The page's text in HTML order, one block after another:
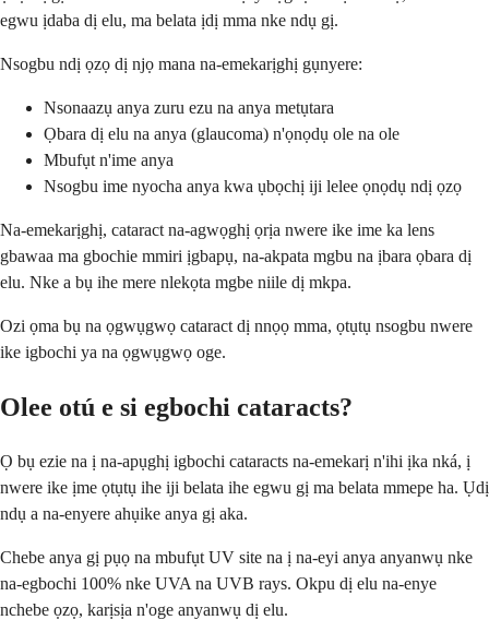
egwu ịdaba dị elu, ma belata ịdị mma nke ndụ gị.
Nsogbu ndị ọzọ dị njọ mana na-emekarịghị gụnyere:
Nsonaazụ anya zuru ezu na anya metụtara
Ọbara dị elu na anya (glaucoma) n'ọnọdụ ole na ole
Mbufụt n'ime anya
Nsogbu ime nyocha anya kwa ụbọchị iji lelee ọnọdụ ndị ọzọ
Na-emekarịghị, cataract na-agwọghị ọrịa nwere ike ime ka lens
gbawaa ma gbochie mmiri ịgbapụ, na-akpata mgbu na ịbara ọbara dị
elu. Nke a bụ ihe mere nlekọta mgbe niile dị mkpa.
Ozi ọma bụ na ọgwụgwọ cataract dị nnọọ mma, ọtụtụ nsogbu nwere
ike igbochi ya na ọgwụgwọ oge.
Olee otú e si egbochi cataracts?
Ọ bụ ezie na ị na-apụghị igbochi cataracts na-emekarị n'ihi ịka nká, ị
nwere ike ịme ọtụtụ ihe iji belata ihe egwu gị ma belata mmepe ha. Ụdị
ndụ a na-enyere ahụike anya gị aka.
Chebe anya gị pụọ na mbufụt UV site na ị na-eyi anya anyanwụ nke
na-egbochi 100% nke UVA na UVB rays. Okpu dị elu na-enye
nchebe ọzọ, karịsịa n'oge anyanwụ dị elu.